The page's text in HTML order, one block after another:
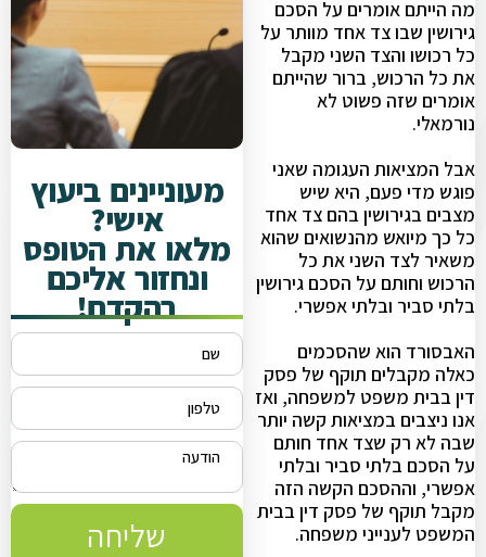
מה הייתם אומרים על הסכם
גירושין שבו צד אחד מוותר על
כל רכושו והצד השני מקבל
את כל הרכוש, ברור שהייתם
אומרים שזה פשוט לא
נורמאלי.
אבל המציאות העגומה שאני
פוגש מדי פעם, היא שיש
מצבים בגירושין בהם צד אחד
כל כך מיואש מהנשואים שהוא
משאיר לצד השני את כל
הרכוש וחותם על הסכם גירושין
בלתי סביר ובלתי אפשרי.
האבסורד הוא שהסכמים
כאלה מקבלים תוקף של פסק
דין בבית משפט למשפחה, ואז
אנו ניצבים במציאות קשה יותר
שבה לא רק שצד אחד חותם
על הסכם בלתי סביר ובלתי
אפשרי, וההסכם הקשה הזה
מקבל תוקף של פסק דין בבית
המשפט לענייני משפחה.
מעוניינים ביעוץ
אישי?
מלאו את הטופס
ונחזור אליכם
בהקדם!
שליחה